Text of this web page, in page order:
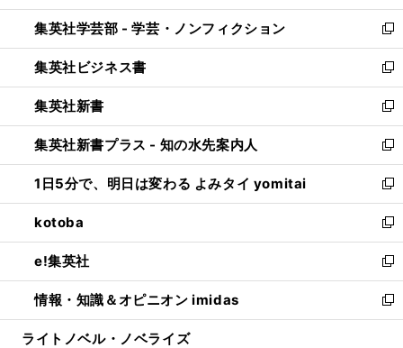
開
く
ウ
で
開
く
ン
ド
ウ
で
開
く
ウ
ィ
ン
ド
ウ
で
開
く
集英社学芸部 - 学芸・ノンフィクション
新
し
い
ウ
ィ
ン
ド
ウ
で
開
く
集英社ビジネス書
新
し
い
ウ
ィ
ン
ド
ウ
で
開
く
集英社新書
新
し
い
ウ
ィ
ン
ド
ウ
で
開
く
集英社新書プラス - 知の水先案内人
新
し
い
ウ
ィ
ン
ド
ウ
で
開
1日5分で、明日は変わる よみタイ yomitai
新
し
い
ウ
ィ
ン
ド
ウ
kotoba
新
し
い
ウ
ィ
ン
e!集英社
新
し
い
ウ
情報・知識＆オピニオン imidas
新
し
ライトノベル・ノベライズ